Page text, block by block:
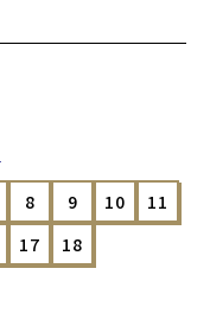
8 9 10
11
17 18